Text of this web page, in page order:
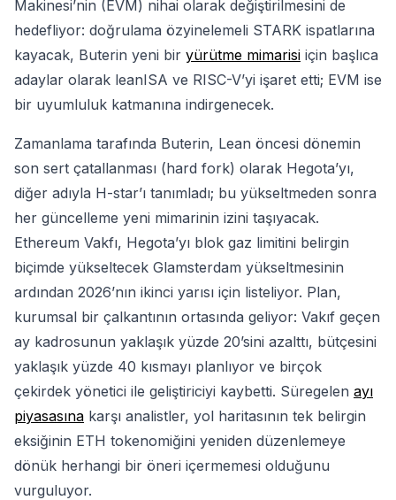
Makinesi’nin (EVM) nihai olarak değiştirilmesini de
hedefliyor: doğrulama özyinelemeli STARK ispatlarına
kayacak, Buterin yeni bir yürütme mimarisi için başlıca
adaylar olarak leanISA ve RISC-V’yi işaret etti; EVM ise
bir uyumluluk katmanına indirgenecek.
Zamanlama tarafında Buterin, Lean öncesi dönemin
son sert çatallanması (hard fork) olarak Hegota’yı,
diğer adıyla H-star’ı tanımladı; bu yükseltmeden sonra
her güncelleme yeni mimarinin izini taşıyacak.
Ethereum Vakfı, Hegota’yı blok gaz limitini belirgin
biçimde yükseltecek Glamsterdam yükseltmesinin
ardından 2026’nın ikinci yarısı için listeliyor. Plan,
kurumsal bir çalkantının ortasında geliyor: Vakıf geçen
ay kadrosunun yaklaşık yüzde 20’sini azalttı, bütçesini
yaklaşık yüzde 40 kısmayı planlıyor ve birçok
çekirdek yönetici ile geliştiriciyi kaybetti. Süregelen ayı
piyasasına karşı analistler, yol haritasının tek belirgin
eksiğinin ETH tokenomiğini yeniden düzenlemeye
dönük herhangi bir öneri içermemesi olduğunu
vurguluyor.